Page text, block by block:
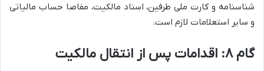
شناسنامه و کارت ملی طرفین، اسناد مالکیت، مفاصا حساب مالیاتی
و سایر استعلامات لازم است.
گام ۸: اقدامات پس از انتقال مالکیت